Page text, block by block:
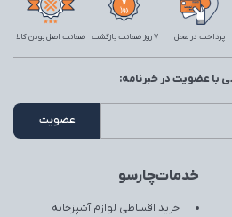
پرداخت در محل 7 روز ضمانت بازگشت ضمانت اصل بودن کالا
خدمات‌چارسو
خرید اقساطی لوازم آشپزخانه
با عضویت در خبرنامه: